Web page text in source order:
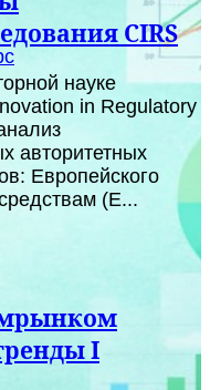
CIRS
науке
in Regulatory
авторитетных
Европейского
(E...
I